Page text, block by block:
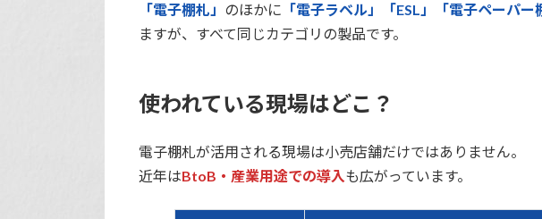
「電子棚札」 のほかに 「電子ラベル」「ESL」「電子ペーパー
ますが、すべて同じカテゴリの製品です。
使われている現場はどこ？
電子棚札が活用される現場は小売店舗だけではありません。
近年はBtoB・産業用途での導入も広がっています。